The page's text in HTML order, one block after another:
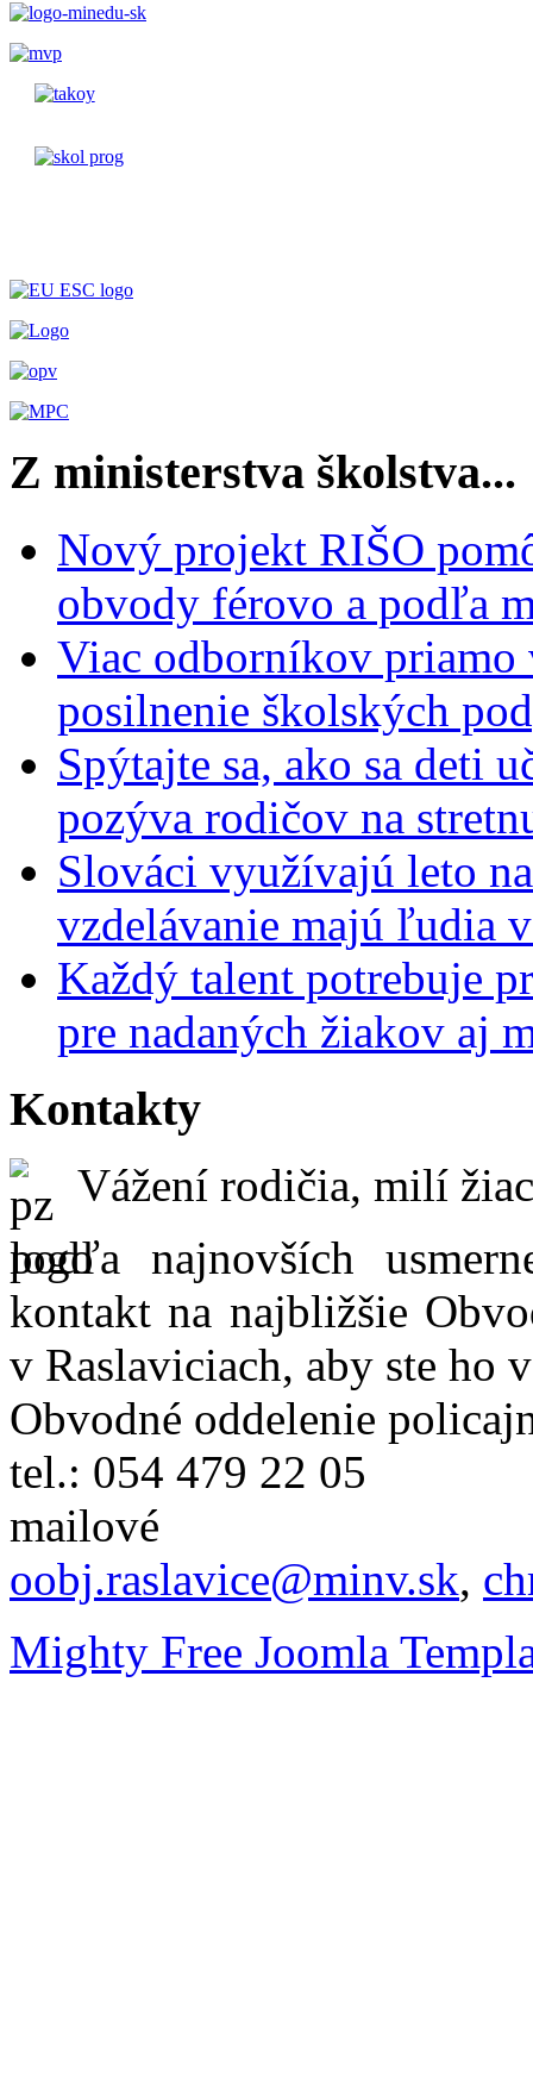
Z ministerstva školstva...
Nový projekt RIŠO
obvody férovo a podľa
Viac odborníkov priamo
posilnenie školských
Spýtajte sa, ako sa deti
pozýva rodičov na
Slováci využívajú leto
vzdelávanie majú ľudia
Každý talent potrebuje
pre nadaných žiakov aj
Kontakty
Vážení rodičia, milí
podľa najnovších
kontakt na najbližšie
v Raslaviciach, aby ste ho
Obvodné oddelenie
tel.: 054 479 22 05
oobj.raslavice@minv.sk,
Mighty Free Joomla